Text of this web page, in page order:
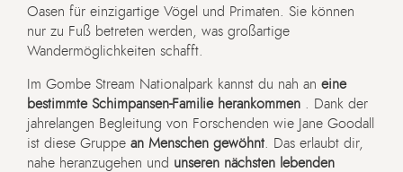
Oasen für einzigartige Vögel und Primaten. Sie können
nur zu Fuß betreten werden, was großartige
Wandermöglichkeiten schafft.
Im Gombe Stream Nationalpark kannst du nah an eine
bestimmte Schimpansen-Familie herankommen . Dank der
jahrelangen Begleitung von Forschenden wie Jane Goodall
ist diese Gruppe an Menschen gewöhnt . Das erlaubt dir,
nahe heranzugehen und unseren nächsten lebenden